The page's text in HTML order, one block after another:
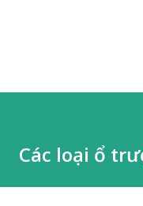
Các loại ổ